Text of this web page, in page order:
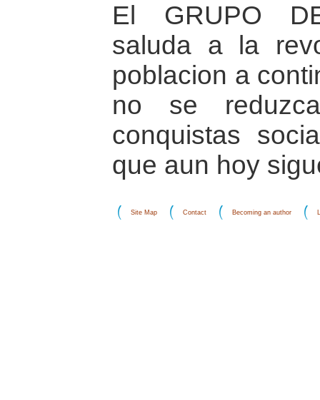
El GRUPO
saluda a la
poblacion a
no se
conquistas
que aun hoy
Site Map Contact Becoming an author